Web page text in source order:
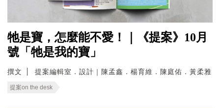
牠是寶，怎麼能不愛！｜《提案》10月
號「牠是我的寶」
撰文 提案編輯室．設計｜陳孟鑫．楊育維．陳庭佑．黃柔雅
提案on the desk